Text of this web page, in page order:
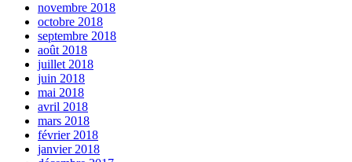
novembre 2018
octobre 2018
septembre 2018
août 2018
juillet 2018
juin 2018
mai 2018
avril 2018
mars 2018
février 2018
janvier 2018